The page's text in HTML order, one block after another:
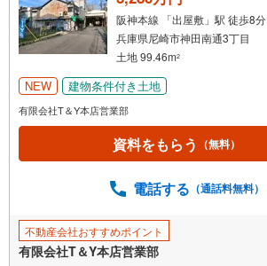
阪神本線 「出屋敷」駅 徒歩8分
兵庫県尼崎市神田南通3丁目
土地 99.46m2
NEW 建物条件付き土地
有限会社T＆Y本店営業部
資料をもらう （無料）
電話する （通話料無料）
不動産会社おすすめポイント
有限会社T＆Y本店営業部